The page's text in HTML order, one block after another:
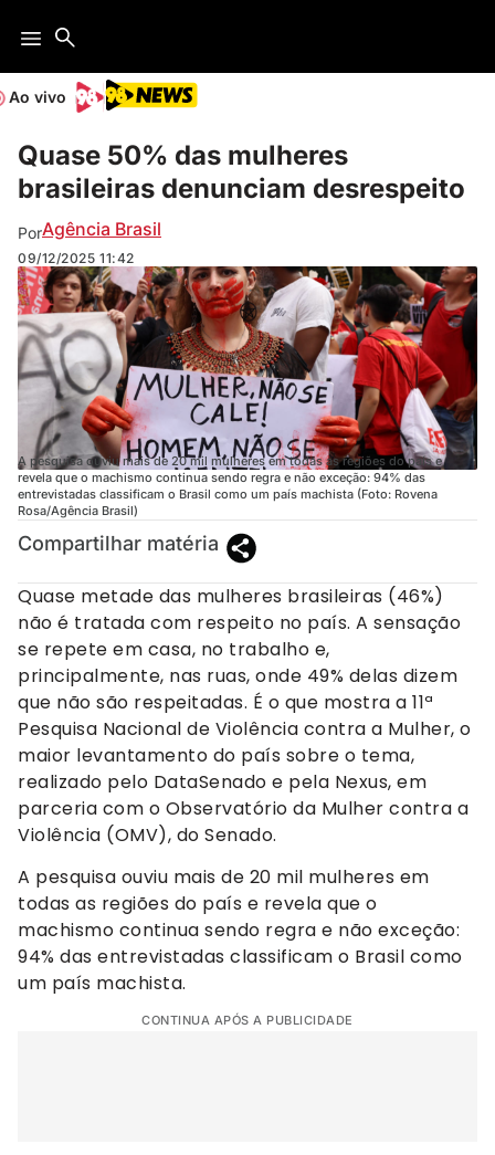
Ao vivo
Quase 50% das mulheres
brasileiras denunciam desrespeito
PorAgência Brasil
09/12/2025 11:42
A pesquisa ouviu mais de 20 mil mulheres em todas as regiões do país e
revela que o machismo continua sendo regra e não exceção: 94% das
entrevistadas classificam o Brasil como um país machista (Foto: Rovena
Rosa/Agência Brasil)
Compartilhar matéria
Quase metade das mulheres brasileiras (46%)
não é tratada com respeito no país. A sensação
se repete em casa, no trabalho e,
principalmente, nas ruas, onde 49% delas dizem
que não são respeitadas. É o que mostra a 11ª
Pesquisa Nacional de Violência contra a Mulher, o
maior levantamento do país sobre o tema,
realizado pelo DataSenado e pela Nexus, em
parceria com o Observatório da Mulher contra a
Violência (OMV), do Senado.
A pesquisa ouviu mais de 20 mil mulheres em
todas as regiões do país e revela que o
machismo continua sendo regra e não exceção:
94% das entrevistadas classificam o Brasil como
um país machista.
CONTINUA APÓS A PUBLICIDADE